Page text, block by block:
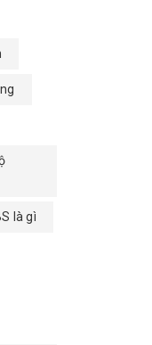
là gì